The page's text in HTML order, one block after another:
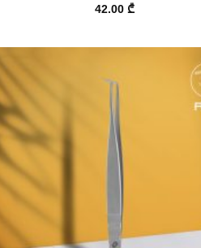
42.00 ₾